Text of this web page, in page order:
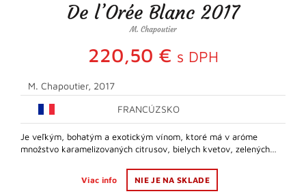
De l’Orée Blanc 2017
M. Chapoutier
220,50 € s DPH
M. Chapoutier, 2017
FRANCÚZSKO
Je veľkým, bohatým a exotickým vínom, ktoré má v aróme
množstvo karamelizovaných citrusov, bielych kvetov, zelených…
Viac info NIE JE NA SKLADE